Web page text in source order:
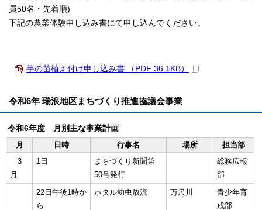
員50名・先着順)
下記の農業体験申し込み書にて申し込んでください。
芋の苗植え付け申し込み書 （PDF 36.1KB）
令和6年 瑞浪地区まちづくり推進協議会事業
令和6年度 月別主な事業計画
月
日時 行事名 場所
担当部
3
月
1日
まちづくり新聞第
50号発行
総務広報
部
22日午後1時か
ら
ホタル幼虫放流 万尺川
青少年育
成部